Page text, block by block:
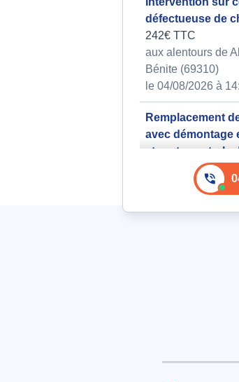
défectueuse de
242€ TTC
aux alentours de
Bénite (69310)
le 04/08/2026 à
Remplacement
avec démontage
et porte centrale
aux alentours de
chaude suite à
Entretien